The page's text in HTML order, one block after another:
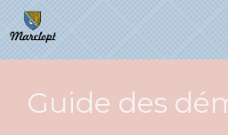
Guide des